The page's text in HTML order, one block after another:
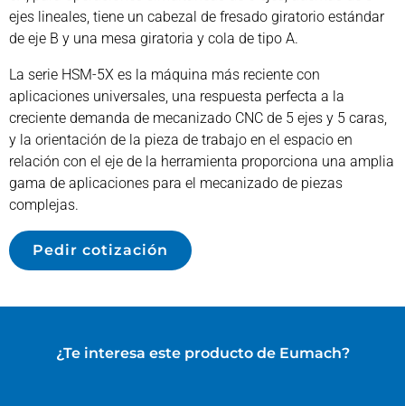
ejes lineales, tiene un cabezal de fresado giratorio estándar
de eje B y una mesa giratoria y cola de tipo A.
La serie HSM-5X es la máquina más reciente con
aplicaciones universales, una respuesta perfecta a la
creciente demanda de mecanizado CNC de 5 ejes y 5 caras,
y la orientación de la pieza de trabajo en el espacio en
relación con el eje de la herramienta proporciona una amplia
gama de aplicaciones para el mecanizado de piezas
complejas.
Pedir cotización
¿Te interesa este producto de Eumach?